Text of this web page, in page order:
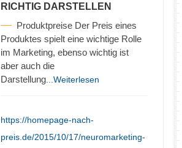
RICHTIG DARSTELLEN
Produktpreise Der Preis eines
Produktes spielt eine wichtige Rolle
im Marketing, ebenso wichtig ist
aber auch die
Darstellung ...Weiterlesen
https://homepage-nach-
preis.de/2015/10/17/neuromarketing-